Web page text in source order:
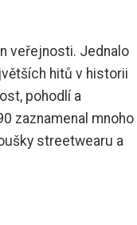
veřejnosti. Jednalo
hitů v historii
pohodlí a
zaznamenal mnoho
streetwearu a